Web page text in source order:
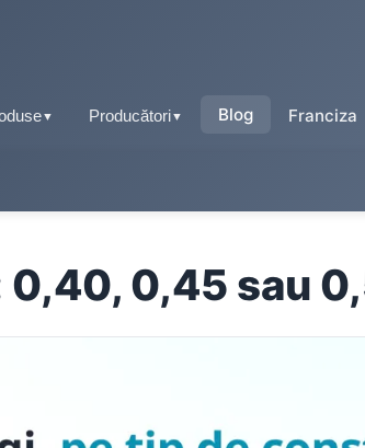
▼
Tablă tip țiglă
Producători▼
Tablă fălțuită
Tablă cutată
Accesorii acoperiș
Blog Franciza
0,45 sau